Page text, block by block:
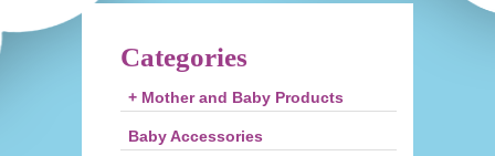
Categories
+ Mother and Baby Products
Baby Accessories